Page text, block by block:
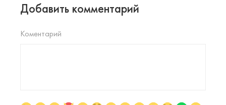
Добавить комментарий
Коментарий